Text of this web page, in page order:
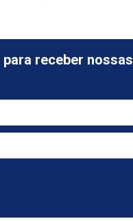
receber nossas